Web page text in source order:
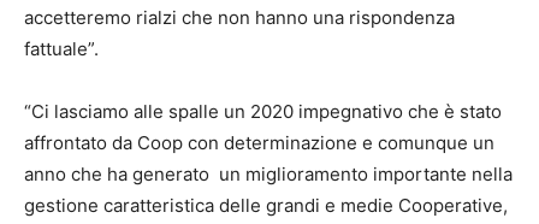
accetteremo rialzi che non hanno una rispondenza
fattuale”.
“Ci lasciamo alle spalle un 2020 impegnativo che è stato
affrontato da Coop con determinazione e comunque un
anno che ha generato un miglioramento importante nella
gestione caratteristica delle grandi e medie Cooperative,